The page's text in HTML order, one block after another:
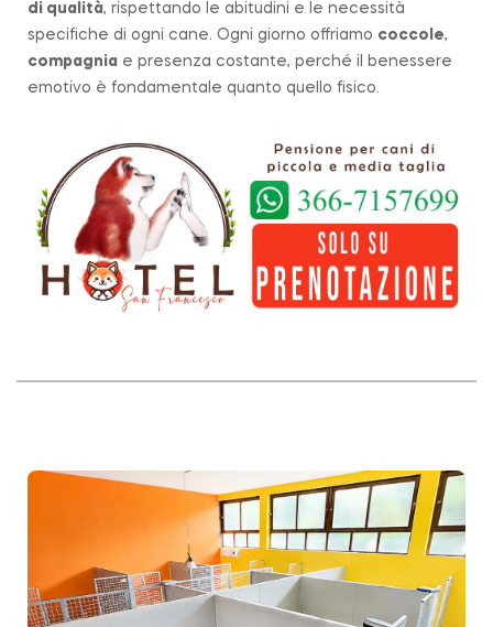
di qualità, rispettando le abitudini e le necessità
specifiche di ogni cane. Ogni giorno offriamo coccole,
compagnia e presenza costante, perché il benessere
emotivo è fondamentale quanto quello fisico.